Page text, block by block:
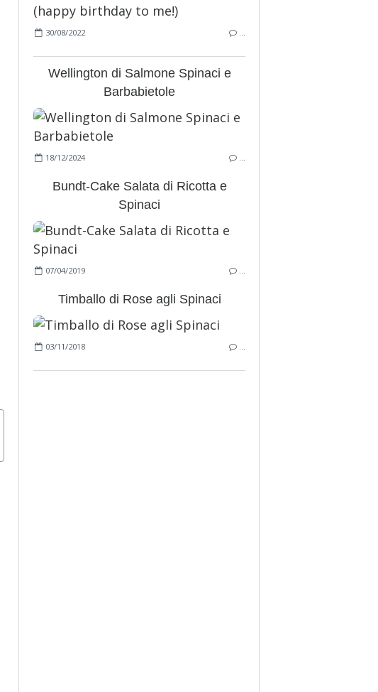
30/08/2022 …
Wellington di Salmone Spinaci e
Barbabietole
18/12/2024 …
Bundt-Cake Salata di Ricotta e
Spinaci
07/04/2019 …
Timballo di Rose agli Spinaci
03/11/2018 …